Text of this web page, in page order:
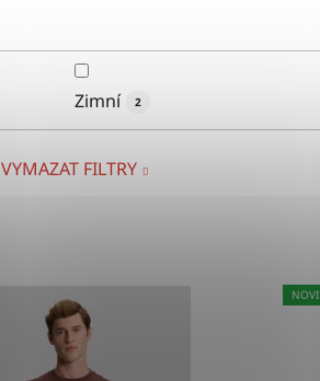
Zimní 2
VYMAZAT FILTRY